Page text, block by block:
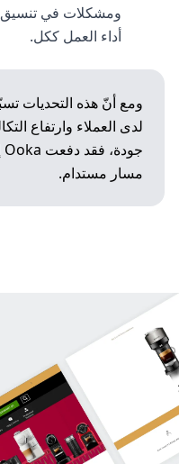
ومشكلات في تنسيق
أداء العمل ككل.
ومع أنّ هذه التحديات
لدى العملاء وارتفاع
مسار مستدام.